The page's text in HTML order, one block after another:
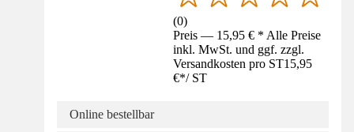
(0)
Preis — 15,95 € * Alle Preise
inkl. MwSt. und ggf. zzgl.
Versandkosten pro ST15,95
€*/ ST
Online bestellbar